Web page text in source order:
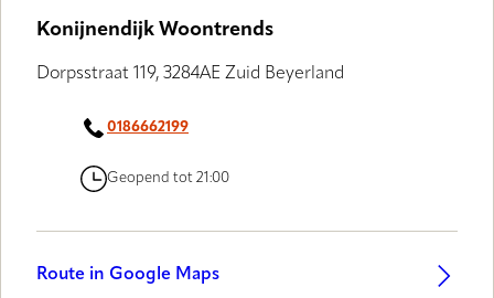
Konijnendijk Woontrends
Dorpsstraat 119, 3284AE Zuid Beyerland
0186662199
Geopend tot 21:00
Route in Google Maps